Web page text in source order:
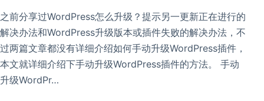
之前分享过WordPress怎么升级？提示另一更新正在进行的
解决办法和WordPress升级版本或插件失败的解决办法，不
过两篇文章都没有详细介绍如何手动升级WordPress插件，
本文就详细介绍下手动升级WordPress插件的方法。 手动
升级WordPr…